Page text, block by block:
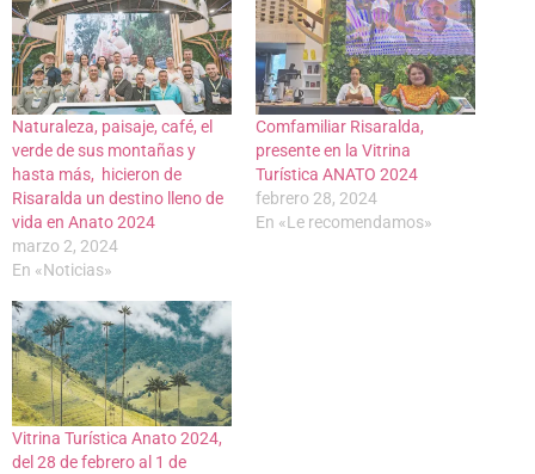
Naturaleza, paisaje, café, el
verde de sus montañas y
hasta más, hicieron de
Risaralda un destino lleno de
vida en Anato 2024
marzo 2, 2024
En «Noticias»
Comfamiliar Risaralda,
presente en la Vitrina
Turística ANATO 2024
febrero 28, 2024
En «Le recomendamos»
Vitrina Turística Anato 2024,
del 28 de febrero al 1 de